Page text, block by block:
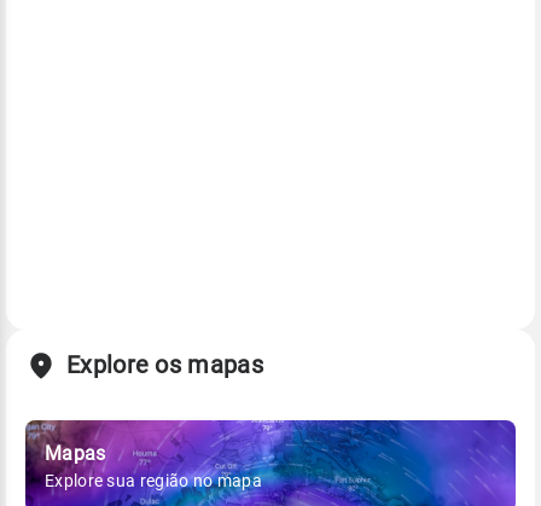
Explore os mapas
Mapas
Explore sua região no mapa